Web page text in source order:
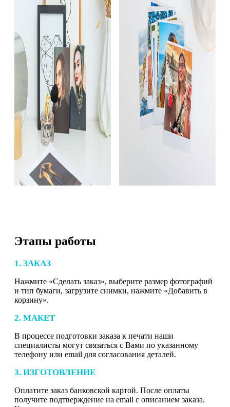
Этапы работы
1. ЗАКАЗ
Нажмите «Сделать заказ», выберите размер фотографий
и тип бумаги, загрузите снимки, нажмите «Добавить в
корзину».
2. МАКЕТ
В процессе подготовки заказа к печати наши
специалисты могут связаться с Вами по указанному
телефону или email для согласования деталей.
3. ИЗГОТОВЛЕНИЕ
Оплатите заказ банковской картой. После оплаты
получите подтверждение на email с описанием заказа.